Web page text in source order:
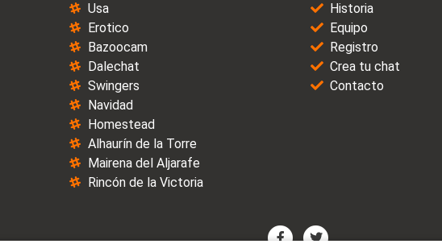
Usa
Erotico
Bazoocam
Dalechat
Swingers
Navidad
Homestead
Alhaurín de la Torre
Mairena del Aljarafe
Rincón de la Victoria
Historia
Equipo
Registro
Crea tu chat
Contacto